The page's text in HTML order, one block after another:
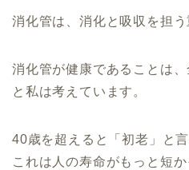
消化管は、消化と吸収を担う
消化管が健康であることは
と私は考えています。
40歳を超えると「初老」と
これは人の寿命がもっと短